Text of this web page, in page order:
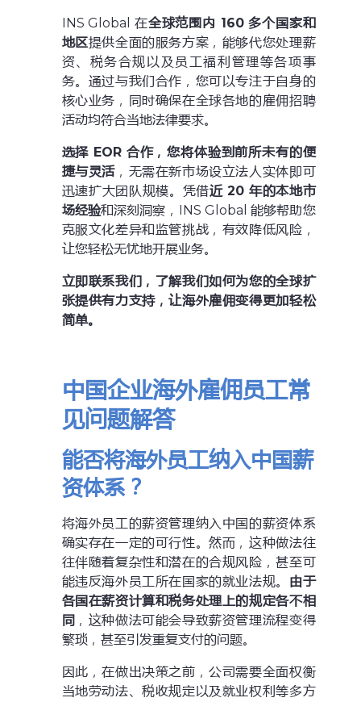
INS Global 在全球范围内 160 多个国家和
地区提供全面的服务方案，能够代您处理薪
资、税务合规以及员工福利管理等各项事
务。通过与我们合作，您可以专注于自身的
核心业务，同时确保在全球各地的雇佣招聘
活动均符合当地法律要求。
选择 EOR 合作，您将体验到前所未有的便
捷与灵活，无需在新市场设立法人实体即可
迅速扩大团队规模。凭借近 20 年的本地市
场经验和深刻洞察，INS Global 能够帮助您
克服文化差异和监管挑战，有效降低风险，
让您轻松无忧地开展业务。
立即联系我们，了解我们如何为您的全球扩
张提供有力支持，让海外雇佣变得更加轻松
简单。
中国企业海外雇佣员工常
见问题解答
能否将海外员工纳入中国薪
资体系？
将海外员工的薪资管理纳入中国的薪资体系
确实存在一定的可行性。然而，这种做法往
往伴随着复杂性和潜在的合规风险，甚至可
能违反海外员工所在国家的就业法规。 由于
各国在薪资计算和税务处理上的规定各不相
同 ，这种做法可能会导致薪资管理流程变得
繁琐，甚至引发重复支付的问题。
因此，在做出决策之前，公司需要全面权衡
当地劳动法、税收规定以及就业权利等多方